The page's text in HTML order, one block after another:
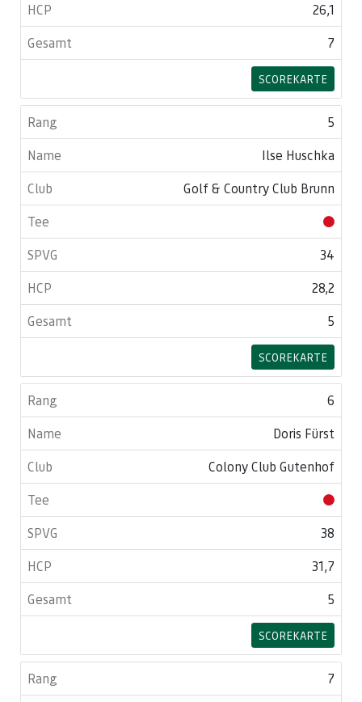
26,1
7
SCOREKARTE
5
Ilse Huschka
Golf & Country Club Brunn
34
28,2
5
SCOREKARTE
6
Doris Fürst
Colony Club Gutenhof
38
31,7
5
SCOREKARTE
7